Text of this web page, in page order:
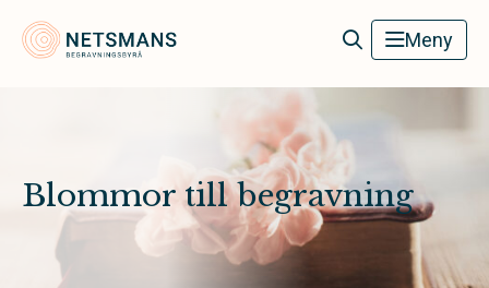
Netsmans Begravningsbyrå Meny
Blommor till begravning